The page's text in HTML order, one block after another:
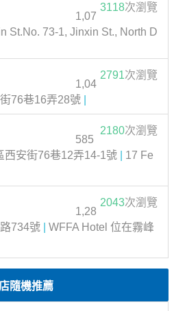
3118次瀏覽
1,07
St.No. 73-1, Jinxin St., North D
2791次瀏覽
1,04
76巷16弄28號
2180次瀏覽
585
西安街76巷12弄14-1號
17 Fe
2043次瀏覽
1,28
734號
WFFA Hotel 位在霧峰
隨機推薦